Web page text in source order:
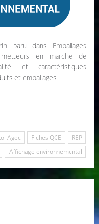
paru dans Emballages
en marché de
et caractéristiques
et emballages
Agec
Fiches QCE
REP
Affichage environnemental